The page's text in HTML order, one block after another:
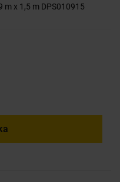
m x 1,5 m DPS010915